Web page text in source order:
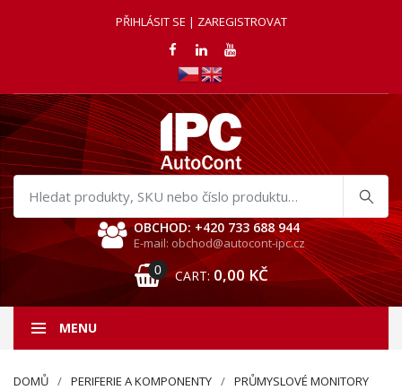
PŘIHLÁSIT SE | ZAREGISTROVAT
Hledat
produkty
OBCHOD: +420 733 688 944
E-mail: obchod@autocont-ipc.cz
0 CART: 0,00 KČ
MENU
DOMŮ PERIFERIE A KOMPONENTY
PRŮMYSLOVÉ MONITORY